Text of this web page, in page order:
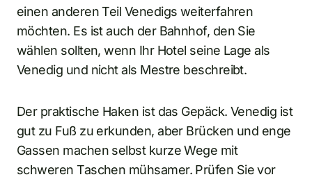
einen anderen Teil Venedigs weiterfahren
möchten. Es ist auch der Bahnhof, den Sie
wählen sollten, wenn Ihr Hotel seine Lage als
Venedig und nicht als Mestre beschreibt.
Der praktische Haken ist das Gepäck. Venedig ist
gut zu Fuß zu erkunden, aber Brücken und enge
Gassen machen selbst kurze Wege mit
schweren Taschen mühsamer. Prüfen Sie vor